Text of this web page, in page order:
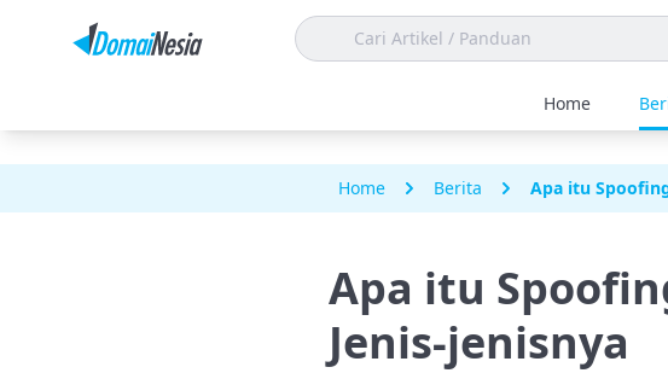
Home
Home Berita Apa itu
Apa itu
Jenis-jenisnya